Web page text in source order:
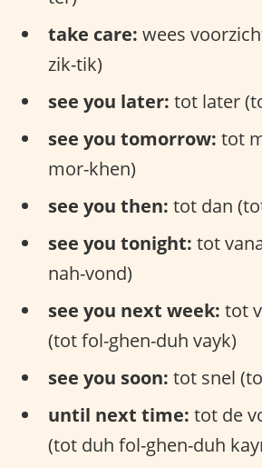
take care: wees
zik-tik)
see you later: tot later
see you tomorrow: tot
mor-khen)
see you then: tot dan
see you tonight: tot
nah-vond)
see you next week: tot
(tot fol-ghen-duh vayk)
see you soon: tot snel
until next time: tot de
(tot duh fol-ghen-duh